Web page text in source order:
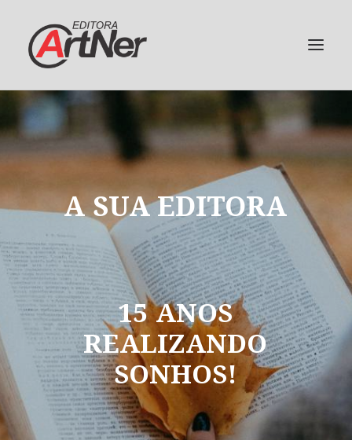
A SUAEDITORA
15 ANOS
REALIZANDO
SONHOS!